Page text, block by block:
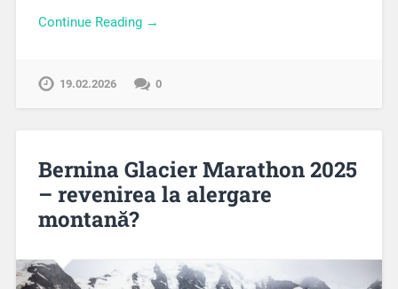
Continue Reading →
19.02.2026 0
Bernina Glacier Marathon 2025
– revenirea la alergare
montană?